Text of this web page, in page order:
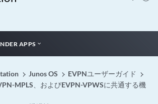
APPS
Junos OS
EVPNユーザーガイド
MPLS、およびEVPN-VPWSに共通する機